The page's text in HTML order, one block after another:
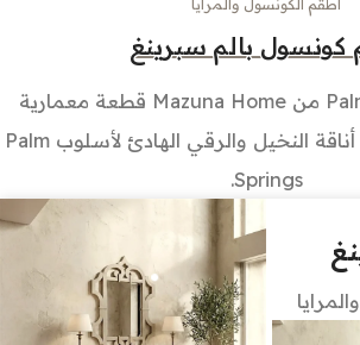
أطقم الكونسول والمرايا
بالم سبرينغ
كونسول Palm Spring من Mazuna Home قطعة معمارية
نحتية مستوحاة من أناقة النخيل والرقي الهادئ لأسلوب Palm
Springs.